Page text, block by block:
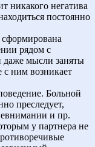
никакого негатива
постоянно
рядом с
даже мысли заняты
ним возникает
Больной
преследует,
и пр.
у партнера не